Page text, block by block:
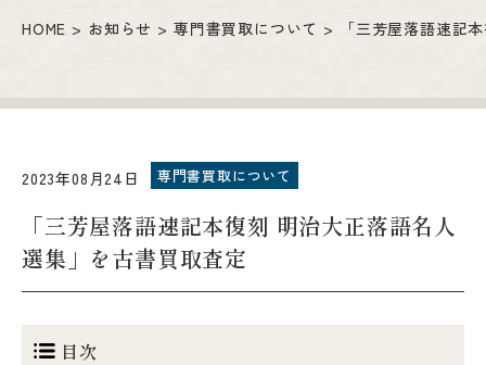
HOME お知らせ 専門書買取について 「三芳屋落語速記
2023年08月24日 専門書買取について
「三芳屋落語速記本復刻 明治大正落語名人
選集」を古書買取査定
目次